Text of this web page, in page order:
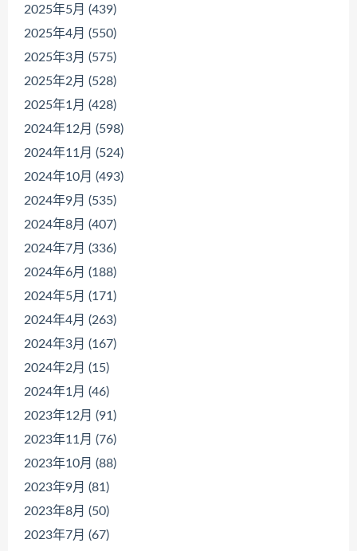
2025年5月 (439)
2025年4月 (550)
2025年3月 (575)
2025年2月 (528)
2025年1月 (428)
2024年12月 (598)
2024年11月 (524)
2024年10月 (493)
2024年9月 (535)
2024年8月 (407)
2024年7月 (336)
2024年6月 (188)
2024年5月 (171)
2024年4月 (263)
2024年3月 (167)
2024年2月 (15)
2024年1月 (46)
2023年12月 (91)
2023年11月 (76)
2023年10月 (88)
2023年9月 (81)
2023年8月 (50)
2023年7月 (67)